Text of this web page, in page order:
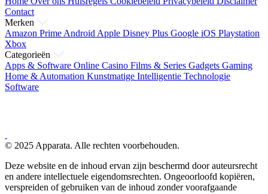
Contact
Merken
Amazon Prime Android Apple Disney Plus Google iOS Playstation
Xbox
Categorieën
Apps & Software Online Casino Films & Series Gadgets Gaming
Home & Automation Kunstmatige Intelligentie Technologie
Software
© 2025 Apparata. Alle rechten voorbehouden.
Deze website en de inhoud ervan zijn beschermd door auteursrecht
en andere intellectuele eigendomsrechten. Ongeoorloofd kopiëren,
verspreiden of gebruiken van de inhoud zonder voorafgaande